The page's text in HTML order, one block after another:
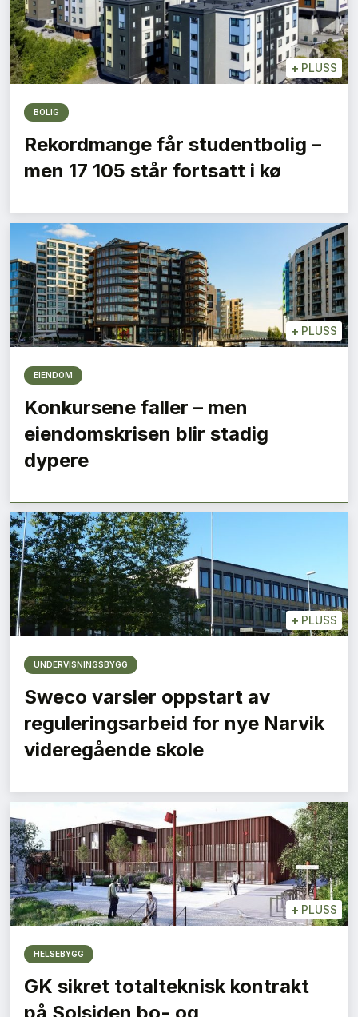
+ PLUSS
BOLIG
Rekordmange får studentbolig –
men 17 105 står fortsatt i kø
+ PLUSS
EIENDOM
Konkursene faller – men
eiendomskrisen blir stadig
dypere
+ PLUSS
UNDERVISNINGSBYGG
Sweco varsler oppstart av
reguleringsarbeid for nye Narvik
videregående skole
+ PLUSS
HELSEBYGG
GK sikret totalteknisk kontrakt